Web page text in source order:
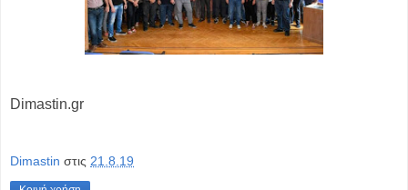
Dimastin.gr
Dimastin στις 21.8.19